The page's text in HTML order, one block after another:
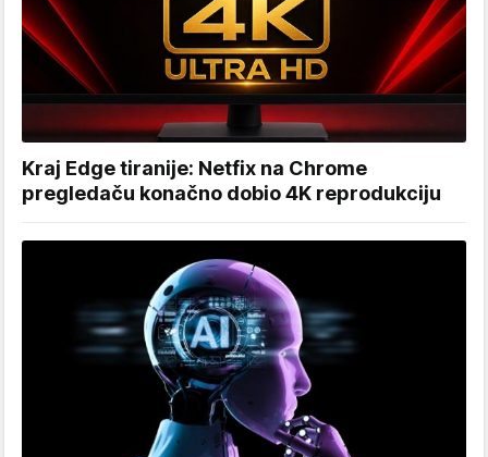
Kraj Edge tiranije: Netfix na Chrome
pregledaču konačno dobio 4K reprodukciju